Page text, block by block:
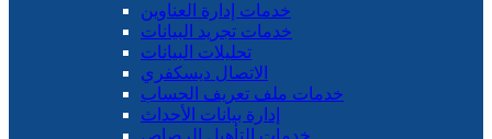
خدمات إدارة العناوين
خدمات تجريد البيانات
تحليلات البيانات
الاتصال ديسكفري
خدمات ملف تعريف الحساب
إدارة بيانات الأحداث
خدمات التأهيل الرصاص